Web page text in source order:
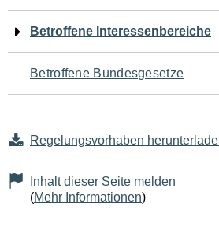
für
den
Seiteninhalt
Betroffene Interessenbereiche
Betroffene Bundesgesetze
Regelungsvorhaben
Inhalt dieser Seite melden
(Mehr Informationen)